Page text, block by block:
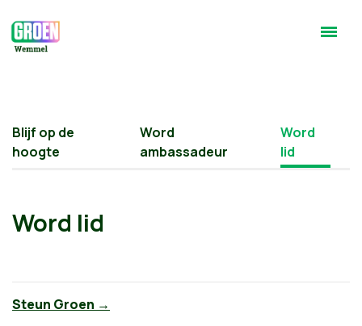
Blijf op de
hoogte
Word
ambassadeur
Word
lid
Word lid
Steun Groen →